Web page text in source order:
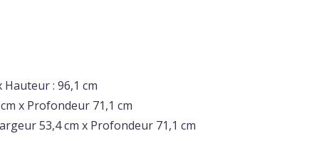
Hauteur : 96,1 cm
x Profondeur 71,1 cm
53,4 cm x Profondeur 71,1 cm